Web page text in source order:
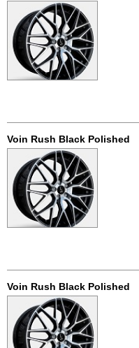
Voin Rush Black Polished
Voin Rush Black Polished